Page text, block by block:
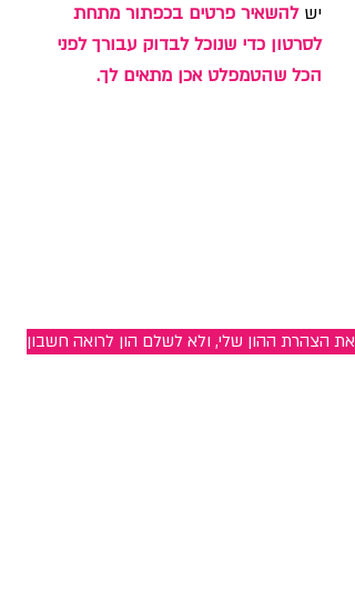
ישלהשאיר פרטים בכפתור מתחת
לסרטון כדי שנוכל לבדוק עבורך לפני
הכל שהטמפלט אכן מתאים לך.
את הצהרת ההון שלי, ולא לשלם הון לרואה חשבון